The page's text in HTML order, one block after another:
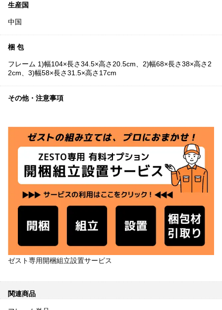
生産国
中国
梱 包
フレーム 1)幅104×長さ34.5×高さ20.5cm、2)幅68×長さ38×高さ2
2cm、3)幅58×長さ31.5×高さ17cm
その他・注意事項
ゼスト専用開梱組立設置サービス
関連商品